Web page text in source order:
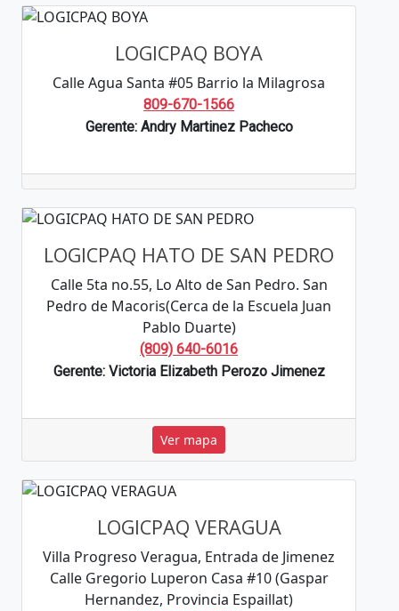
LOGICPAQ BOYA
Calle Agua Santa #05 Barrio la Milagrosa
809-670-1566
Gerente: Andry Martinez Pacheco
LOGICPAQ HATO DE SAN PEDRO
Calle 5ta no.55, Lo Alto de San Pedro. San
Pedro de Macoris(Cerca de la Escuela Juan
Pablo Duarte)
(809) 640-6016
Gerente: Victoria Elizabeth Perozo Jimenez
Ver mapa
LOGICPAQ VERAGUA
Villa Progreso Veragua, Entrada de Jimenez
Calle Gregorio Luperon Casa #10 (Gaspar
Hernandez, Provincia Espaillat)